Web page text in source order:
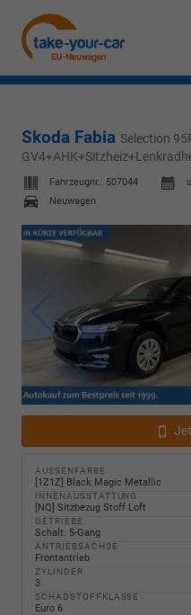
Skoda Fabia Selection
Fahrzeugnr.: 507044
Neuwagen
AUSSENFARBE
[1Z1Z] Black Magic Metallic
INNENAUSSTATTUNG
[NQ] Sitzbezug Stoff Loft
GETRIEBE
Schalt. 5-Gang
ANTRIEBSACHSE
Frontantrieb
ZYLINDER
3
SCHADSTOFFKLASSE
Euro 6